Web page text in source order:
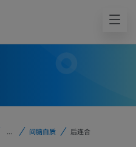
... 间脑白质 后连合